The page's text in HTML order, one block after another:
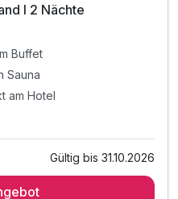
I 2 Nächte
Buffet
Sauna
am Hotel
Buffet
Gültig bis 31.10.2026